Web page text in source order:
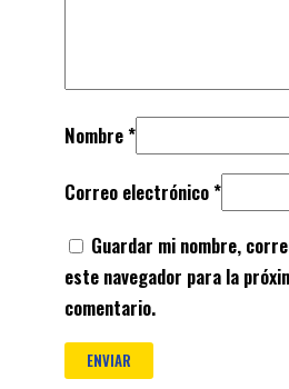
Nombre*
Correo electrónico*
Guardar mi nombre,
este navegador para la
comentario.